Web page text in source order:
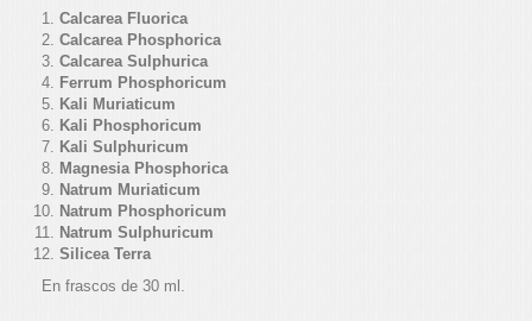
Calcarea Fluorica
Calcarea Phosphorica
Calcarea Sulphurica
Ferrum Phosphoricum
Kali Muriaticum
Kali Phosphoricum
Kali Sulphuricum
Magnesia Phosphorica
Natrum Muriaticum
Natrum Phosphoricum
Natrum Sulphuricum
Silicea Terra
En frascos de 30 ml.